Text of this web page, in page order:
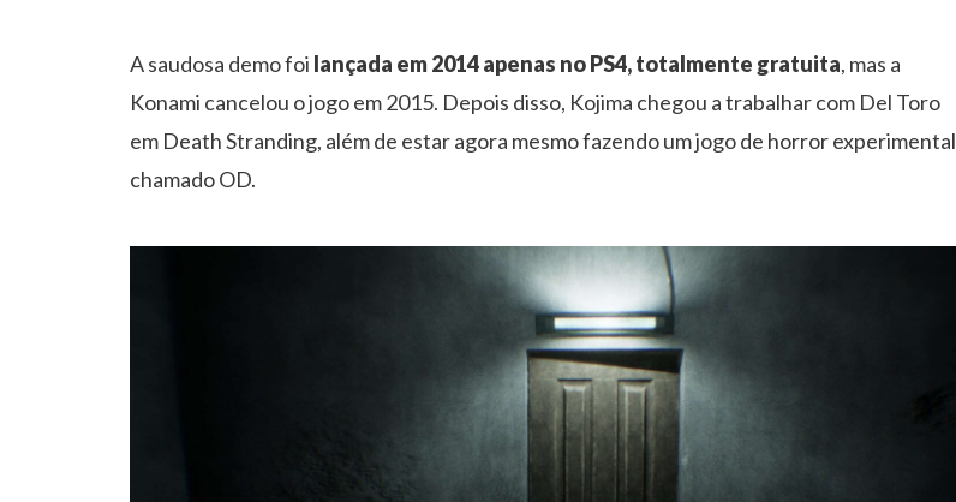
A saudosa demo foi lançada em 2014 apenas no PS4, totalmente gratuita, mas a
Konami cancelou o jogo em 2015. Depois disso, Kojima chegou a trabalhar com Del Toro
em Death Stranding, além de estar agora mesmo fazendo um jogo de horror experimental
chamado OD.